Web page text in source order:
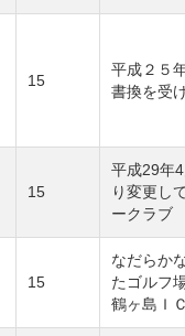
15
平成２５
書換を受
15
平成29年
り変更し
ークラブ
15
なだらか
たゴルフ
鶴ヶ島Ｉ